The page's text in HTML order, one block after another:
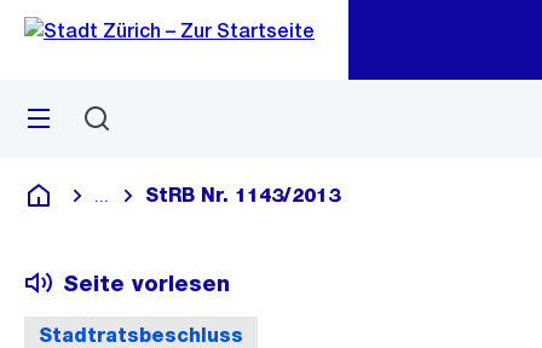
Navigation
Sprunglink
Menü
Deutsch
Blende alle Breadcrumbs ein
StRB Nr. 1143/2013
Stadtratsbeschluss
Seite vorlesen